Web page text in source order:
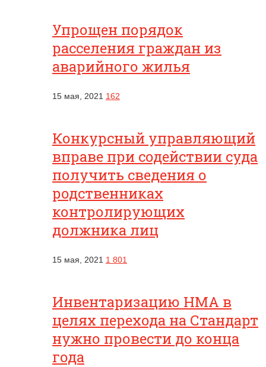
Упрощен порядок
расселения граждан из
аварийного жилья
15 мая, 2021 162
Конкурсный управляющий
вправе при содействии суда
получить сведения о
родственниках
контролирующих
должника лиц
15 мая, 2021 1 801
Инвентаризацию НМА в
целях перехода на Стандарт
нужно провести до конца
года